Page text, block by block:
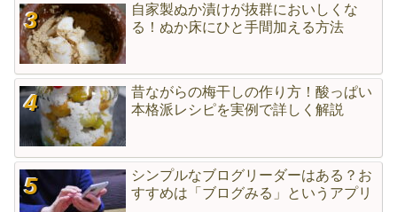
自家製ぬか漬けが抜群においしくな
る！ぬか床にひと手間加える方法
昔ながらの梅干しの作り方！酸っぱい
本格派レシピを実例で詳しく解説
シンプルなブログリーダーはある？お
すすめは「ブログみる」というアプリ